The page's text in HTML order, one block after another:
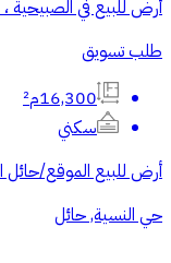
أرض للبيع في الصبيحية
طلب تسويق
16,300م²
سكني
‏أرض للبيع الموقع/حائل الصبيحيه طريق جبه المساحة 16,300م٢ ثلاث
حي النسية, حائل